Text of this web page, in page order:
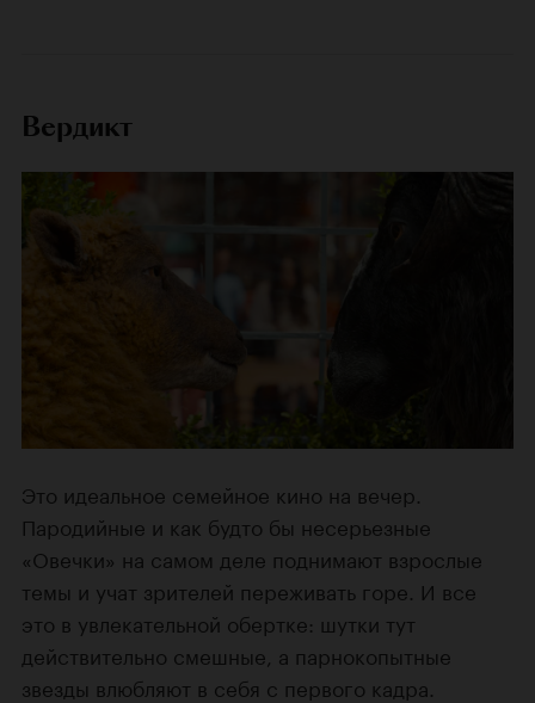
Вердикт
Это идеальное семейное кино на вечер.
Пародийные и как будто бы несерьезные
«Овечки» на самом деле поднимают взрослые
темы и учат зрителей переживать горе. И все
это в увлекательной обертке: шутки тут
действительно смешные, а парнокопытные
звезды влюбляют в себя с первого кадра.